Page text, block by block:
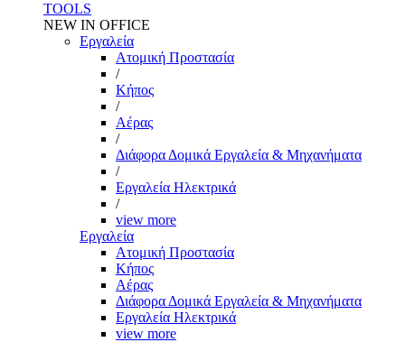
TOOLS
NEW IN OFFICE
Εργαλεία
Aτομική Προστασία
/
Kήπος
/
Αέρας
/
Διάφορα Δομικά Εργαλεία & Μηχανήματα
/
Εργαλεία Ηλεκτρικά
/
view more
Εργαλεία
Aτομική Προστασία
Kήπος
Αέρας
Διάφορα Δομικά Εργαλεία & Μηχανήματα
Εργαλεία Ηλεκτρικά
view more